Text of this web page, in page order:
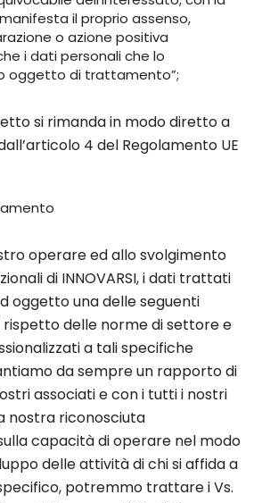
il proprio assenso,
o azione positiva
i dati personali che lo
oggetto di trattamento”;
si rimanda in modo diretto a
4 del Regolamento UE
operare ed allo svolgimento
di INNOVARSI, i dati trattati
oggetto una delle seguenti
delle norme di settore e
a tali specifiche
da sempre un rapporto di
associati e con i tutti i nostri
nostra riconosciuta
capacità di operare nel modo
delle attività di chi si affida a
specifico, potremmo trattare i Vs.